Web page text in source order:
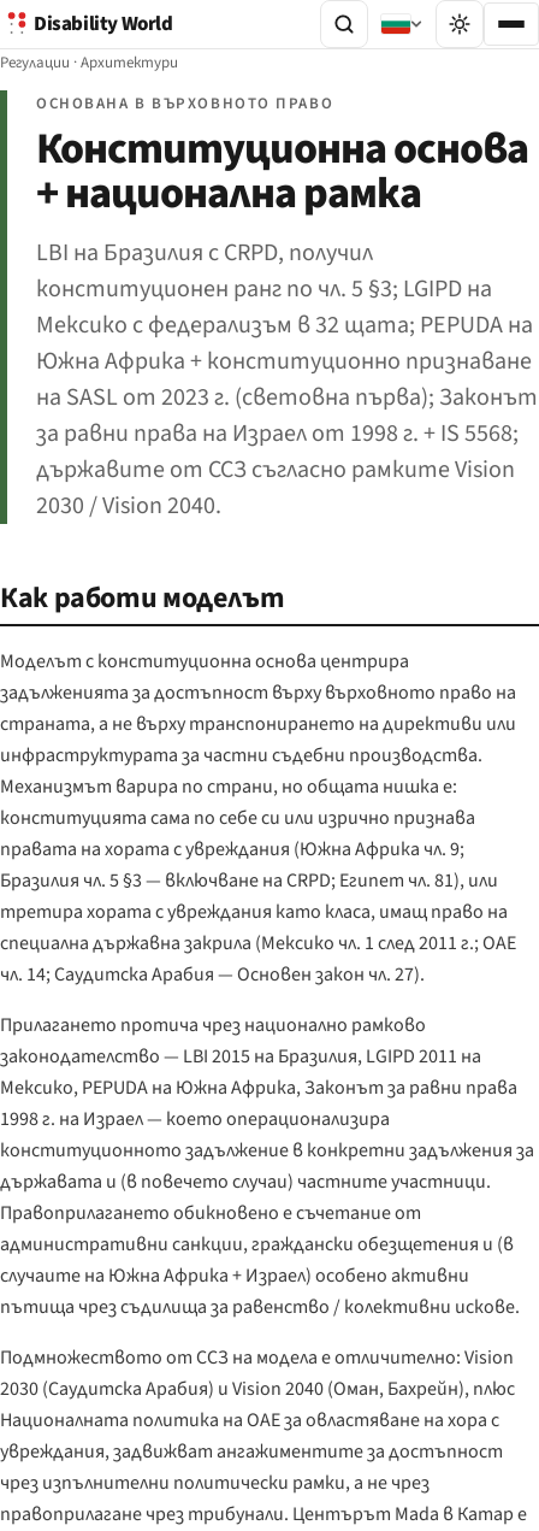
Disability World
Регулации ·Архитектури
ОСНОВАНА В ВЪРХОВНОТО ПРАВО
Конституционна основа
+ национална рамка
LBI на Бразилия с CRPD, получил
конституционен ранг по чл. 5 §3; LGIPD на
Мексико с федерализъм в 32 щата; PEPUDA на
Южна Африка + конституционно признаване
на SASL от 2023 г. (световна първа); Законът
за равни права на Израел от 1998 г. + IS 5568;
държавите от ССЗ съгласно рамките Vision
2030 / Vision 2040.
Как работи моделът
Моделът с конституционна основа центрира
задълженията за достъпност върху върховното право на
страната, а не върху транспонирането на директиви или
инфраструктурата за частни съдебни производства.
Механизмът варира по страни, но общата нишка е:
конституцията сама по себе си или изрично признава
правата на хората с увреждания (Южна Африка чл. 9;
Бразилия чл. 5 §3 — включване на CRPD; Египет чл. 81), или
третира хората с увреждания като класа, имащ право на
специална държавна закрила (Мексико чл. 1 след 2011 г.; ОАЕ
чл. 14; Саудитска Арабия — Основен закон чл. 27).
Прилагането протича чрез национално рамково
законодателство — LBI 2015 на Бразилия, LGIPD 2011 на
Мексико, PEPUDA на Южна Африка, Законът за равни права
1998 г. на Израел — което операционализира
конституционното задължение в конкретни задължения за
държавата и (в повечето случаи) частните участници.
Правоприлагането обикновено е съчетание от
административни санкции, граждански обезщетения и (в
случаите на Южна Африка + Израел) особено активни
пътища чрез съдилища за равенство / колективни искове.
Подмножеството от ССЗ на модела е отличително: Vision
2030 (Саудитска Арабия) и Vision 2040 (Оман, Бахрейн), плюс
Националната политика на ОАЕ за овластяване на хора с
увреждания, задвижват ангажиментите за достъпност
чрез изпълнителни политически рамки, а не чрез
правоприлагане чрез трибунали. Центърът Mada в Катар е